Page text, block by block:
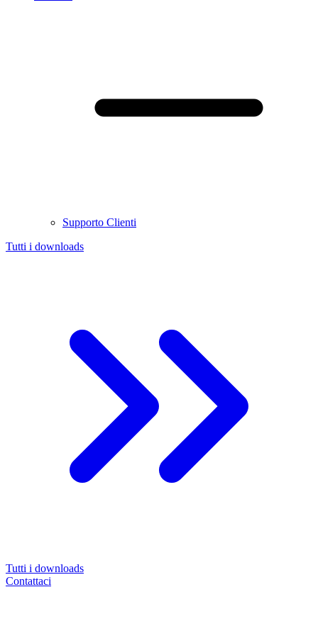
Supporto Clienti
Tutti i downloads
Tutti i downloads
Contattaci